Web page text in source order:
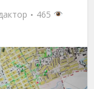
465